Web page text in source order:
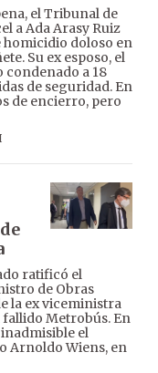
el Tribunal de
a Ada Arasy Ruiz
homicidio doloso en
Su ex esposo, el
condenado a 18
de seguridad. En
de encierro, pero
ratificó el
de Obras
la ex viceministra
fallido Metrobús. En
el
Arnoldo Wiens, en